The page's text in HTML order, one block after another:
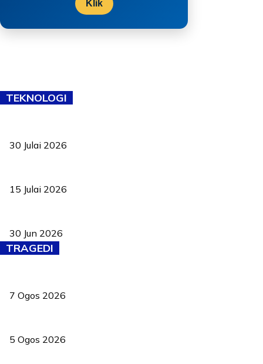
Klik
TEKNOLOGI
30 Julai 2026
15 Julai 2026
30 Jun 2026
TRAGEDI
7 Ogos 2026
5 Ogos 2026